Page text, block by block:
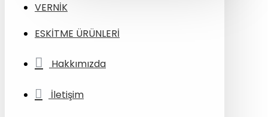
VERNİK
ESKİTME ÜRÜNLERİ
Hakkımızda
İletişim